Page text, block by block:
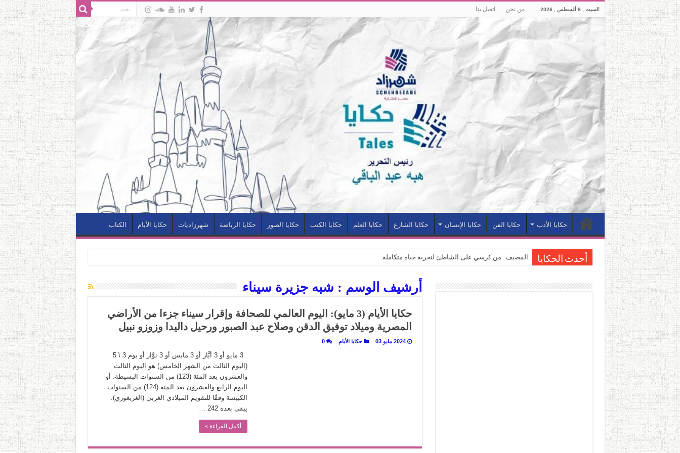
السبت , 8 أغسطس , 2026 من نحن اتصل بنا
حكايا الأدب حكايا الفن حكايا الإنسان حكايا الشارع حكايا العلم حكايا الكتب حكايا الصور حكايا الرياضة شهرزاديات حكايا الأيام الكتاب
أحدث الحكايا المصيف.. من كرسي على الشاطئ لتجربة حياة متكاملة
القاهرة «ألف ليلة وليلة».. كيف يتحول المكان إلى بطل في روايات مريم عبد العزيز؟ (الجزء الأول)
حين يتنفس الحجر.. المكان كبطل في أدب مريم عبد العزيز
كيوبيد.. حارس الحب الضائع في بيت الكريتلية
«كوم النور».. ريم بسيوني تُعيد الخديوي المنسي إلى الضوء
أرشيف الوسم : شبه جزيرة سيناء
حكايا الأيام (3 مايو): اليوم العالمي للصحافة وإقرار سيناء جزءا من الأراضي
المصرية وميلاد توفيق الدقن وصلاح عبد الصبور ورحيل داليدا وزوزو نبيل
2024 مايو 03 حكايا الأيام 0
3 مايو أو 3 أيَّار أو 3 مايس أو 3 نوَّار أو يوم 3 \ 5
(اليوم الثالث من الشهر الخامس) هو اليوم الثالث
والعشرون بعد المئة (123) من السنوات البسيطة، أو
اليوم الرابع والعشرون بعد المئة (124) من السنوات
الكبيسة وفقًا للتقويم الميلادي الغربي (الغريغوري).
يبقى بعده 242 …
أكمل القراءة »